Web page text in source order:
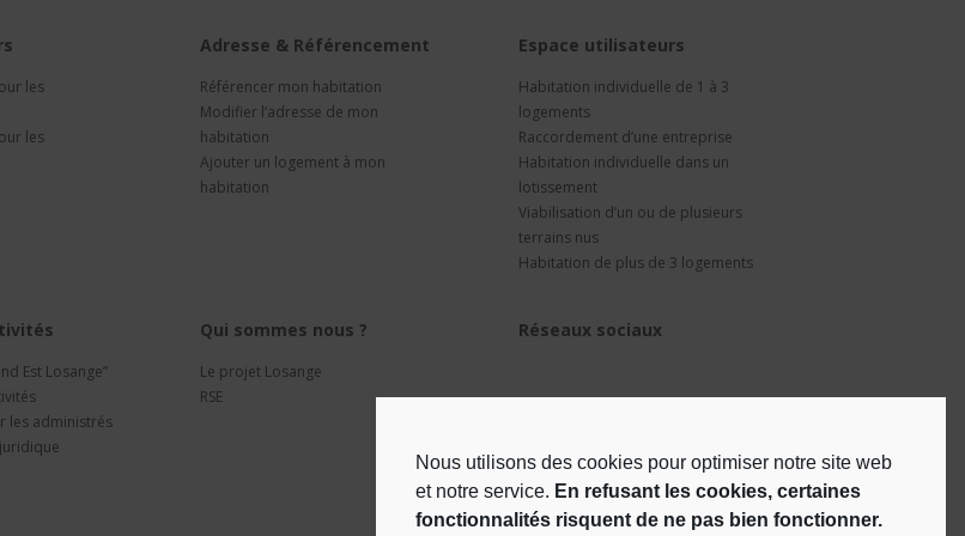
Nous utilisons des cookies pour optimiser notre site web
et notre service. En refusant les cookies, certaines
fonctionnalités risquent de ne pas bien fonctionner.
les
les
Adresse & Référencement
Référencer mon habitation
Modifier l’adresse de mon
habitation
Ajouter un logement à mon
habitation
Espace utilisateurs
Habitation individuelle de 1 à 3
logements
Raccordement d’une entreprise
Habitation individuelle dans un
lotissement
Viabilisation d’un ou de plusieurs
terrains nus
Habitation de plus de 3 logements
Est Losange”
les administrés
Qui sommes nous ?
Le projet Losange
RSE
Réseaux sociaux